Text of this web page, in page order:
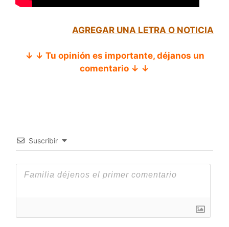
AGREGAR UNA LETRA O NOTICIA
↓ ↓ Tu opinión es importante, déjanos un
comentario ↓ ↓
Suscribir